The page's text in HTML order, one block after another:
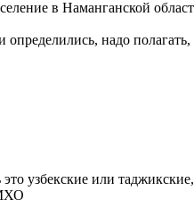
в Наманганской
надо полагать,
узбекские или